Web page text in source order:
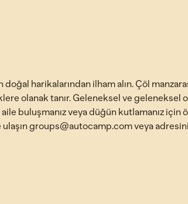
harikalarından ilham alın. Çöl
olanak tanır. Geleneksel ve geleneksel
aile buluşmanız veya düğün kutlamanız için
groups@autocamp.com veya